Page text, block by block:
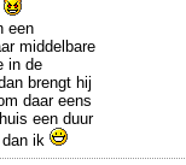
een
middelbare
in de
brengt hij
daar eens
een duur
ik